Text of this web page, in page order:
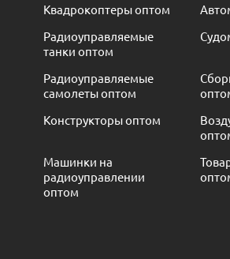
Квадрокоптеры оптом
Радиоуправляемые
танки оптом
Радиоуправляемые
самолеты оптом
Конструкторы оптом
Машинки на
радиоуправлении
оптом